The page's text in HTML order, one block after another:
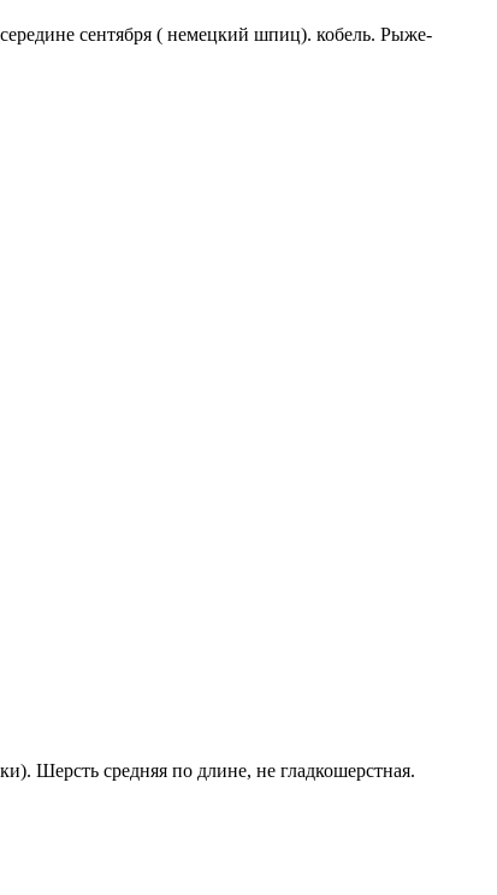
сентября ( немецкий шпиц). кобель. Рыже-
Шерсть средняя по длине, не гладкошерстная.